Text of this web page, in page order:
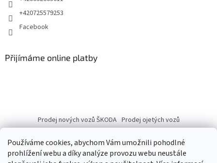
Používáme cookies, abychom Vám umožnili pohodlné
prohlížení webu a díky analýze provozu webu neustále
+420725579253
Facebook
Přijímáme online platby
Prodej nových vozů ŠKODA Prodej ojetých vozů